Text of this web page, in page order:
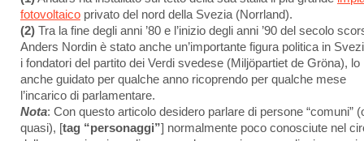
fotovoltaico privato del nord della Svezia (Norrland).
(2) Tra la fine degli anni ’80 e l’inizio degli anni ’90 del secolo
Anders Nordin è stato anche un’importante figura politica in
i fondatori del partito dei Verdi svedese (Miljöpartiet de Gröna), lo
anche guidato per qualche anno ricoprendo per qualche mese
l’incarico di parlamentare.
Nota: Con questo articolo desidero parlare di persone “comuni”
quasi), [tag “personaggi”] normalmente poco conosciute nel